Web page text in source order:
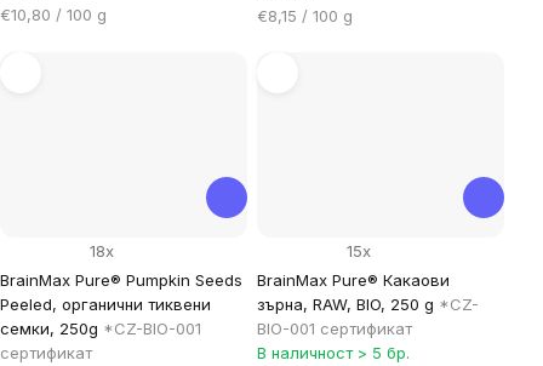
Цена
€10,80 / 100 g
Цена
€8,15 / 100 g
BrainMax Pure® Pumpkin Seeds
Peeled, органични тиквени
семки, 250g *CZ-BIO-001
сертификат
18x
BrainMax Pure® Какаови
зърна, RAW, BIO, 250 g *CZ-
BIO-001 сертификат
15x
В наличност > 5 бр.